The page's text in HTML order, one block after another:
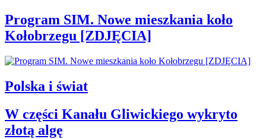
Program SIM. Nowe mieszkania koło
Kołobrzegu [ZDJĘCIA]
Polska i świat
W części Kanału Gliwickiego wykryto
złotą algę